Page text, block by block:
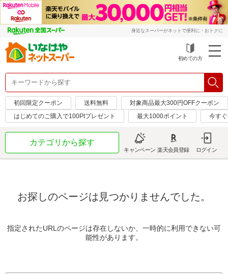
身近なスーパーがネットで便利に・おトクに
初めての方
初回限定クーポン 送料無料
対象商品最大300円OFFクーポン
はじめてのご購入で100Ptプレゼント
最大1000ポイント 今す
カテゴリから探す
キャンペーン 楽天会員登録 ログイン
お探しのページは見つかりませんでした。
指定されたURLのページは存在しないか、一時的に利用できない可
能性があります。